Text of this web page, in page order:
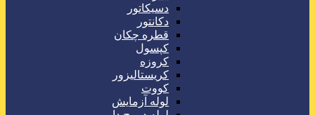
دسیکاتور
دکانتور
قطره چکان
کپسول
کروزه
کریستالیزور
کووت
لوله آزمایش